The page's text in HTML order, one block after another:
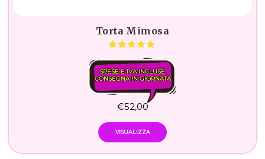
Torta Mimosa
SPESE E IVA INCLUSE.
CONSEGNA IN GIORNATA
€52,00
VISUALIZZA